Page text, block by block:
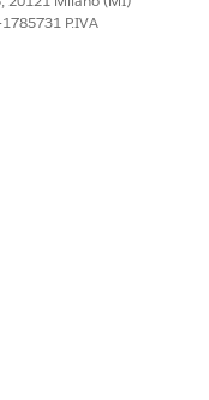
IL PROBLEMA?
P.IVA